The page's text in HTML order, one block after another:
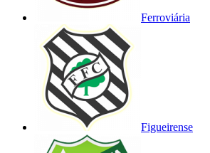
Ferroviária
Figueirense